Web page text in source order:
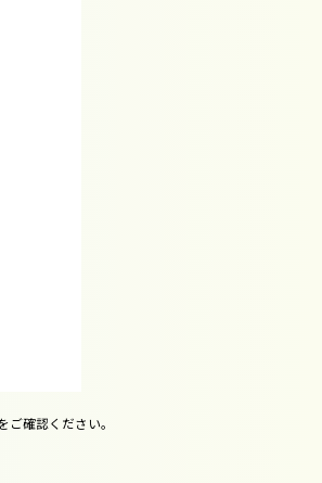
確認ください。